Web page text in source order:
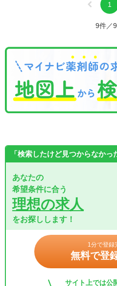
1
9件／
「検索したけど見つからなかっ
あなたの
希望条件に合う
理想の求人
をお探しします！
1分で登録
無料で登
サイト上では公